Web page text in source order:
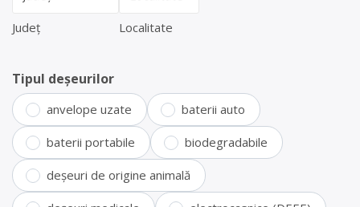
Județ Localitate
Tipul deșeurilor
anvelope uzate baterii auto
baterii portabile biodegradabile
deșeuri de origine animală